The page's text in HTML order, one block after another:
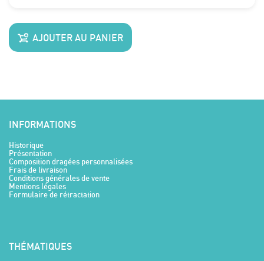
AJOUTER AU PANIER
INFORMATIONS
Historique
Présentation
Composition dragées personnalisées
Frais de livraison
Conditions générales de vente
Mentions légales
Formulaire de rétractation
THÉMATIQUES